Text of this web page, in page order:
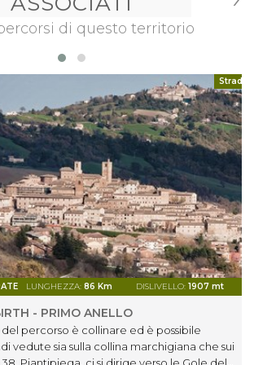
di questo territorio
Strada
LUNGHEZZA: 86 Km DISLIVELLO: 1907 mt
- PRIMO ANELLO
percorso è collinare ed è possibile
vedute sia sulla collina marchigiana che sui